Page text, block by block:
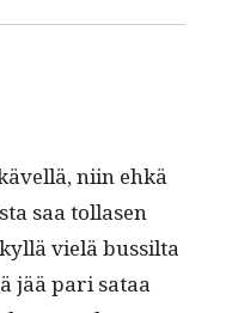
niin ehkä
saa tol­lasen
vielä bus­sil­ta
jää pari sataa